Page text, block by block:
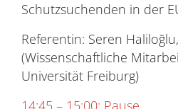
Schutzsuchenden in der
Referentin: Seren
(Wissenschaftliche
Universität Freiburg)
14:45 – 15:00: Pause